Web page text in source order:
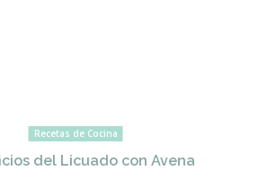
Recetas de Cocina
del Licuado con Avena